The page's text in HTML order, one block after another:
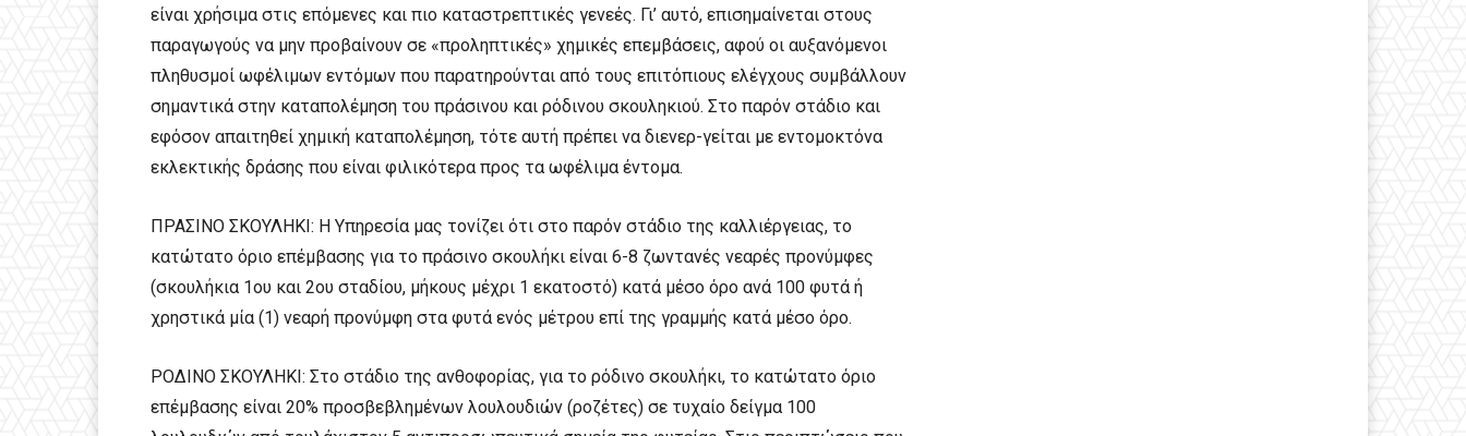
είναι χρήσιμα στις επόμενες και πιο καταστρεπτικές γενεές. Γι’ αυτό, επισημαίνεται στους
παραγωγούς να μην προβαίνουν σε «προληπτικές» χημικές επεμβάσεις, αφού οι αυξανόμενοι
πληθυσμοί ωφέλιμων εντόμων που παρατηρούνται από τους επιτόπιους ελέγχους συμβάλλουν
σημαντικά στην καταπολέμηση του πράσινου και ρόδινου σκουληκιού. Στο παρόν στάδιο και
εφόσον απαιτηθεί χημική καταπολέμηση, τότε αυτή πρέπει να διενερ-γείται με εντομοκτόνα
εκλεκτικής δράσης που είναι φιλικότερα προς τα ωφέλιμα έντομα.
ΠΡΑΣΙΝΟ ΣΚΟΥΛΗΚΙ: Η Υπηρεσία μας τονίζει ότι στο παρόν στάδιο της καλλιέργειας, το
κατώτατο όριο επέμβασης για το πράσινο σκουλήκι είναι 6-8 ζωντανές νεαρές προνύμφες
(σκουλήκια 1ου και 2ου σταδίου, μήκους μέχρι 1 εκατοστό) κατά μέσο όρο ανά 100 φυτά ή
χρηστικά μία (1) νεαρή προνύμφη στα φυτά ενός μέτρου επί της γραμμής κατά μέσο όρο.
ΡΟΔΙΝΟ ΣΚΟΥΛΗΚΙ: Στο στάδιο της ανθοφορίας, για το ρόδινο σκουλήκι, το κατώτατο όριο
επέμβασης είναι 20% προσβεβλημένων λουλουδιών (ροζέτες) σε τυχαίο δείγμα 100